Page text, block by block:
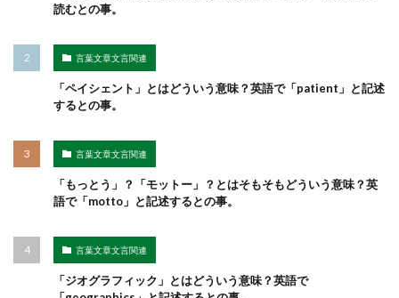
読むとの事。
言葉文章文言関連
「ペイシェント」とはどういう意味？英語で「patient」と記述
するとの事。
言葉文章文言関連
「もっとう」？「モットー」？とはそもそもどういう意味？英
語で「motto」と記述するとの事。
言葉文章文言関連
「ジオグラフィック」とはどういう意味？英語で